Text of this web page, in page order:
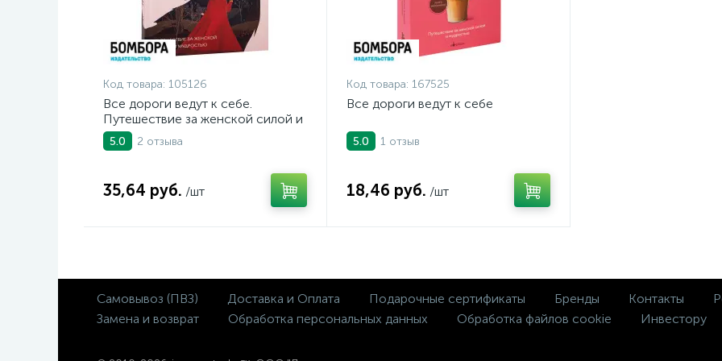
Код товара: 105126
Все дороги ведут к себе.
Путешествие за женской силой и
мудростью
5.0 2 отзыва
35,64 руб. /шт
Код товара: 167525
Все дороги ведут к себе
5.0 1 отзыв
18,46 руб. /шт
Самовывоз (ПВЗ) Доставка и Оплата Подарочные сертификаты Бренды Контакты
Замена и возврат
Обработка персональных данных Обработка файлов cookie Инвестору